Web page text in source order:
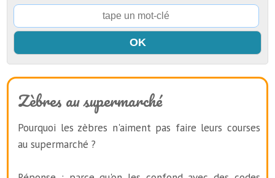
Zèbres au supermarché
Pourquoi les zèbres n'aiment pas faire leurs courses
au supermarché ?